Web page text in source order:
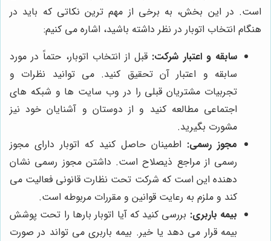
است. در این بخش، به برخی از مهم ترین نکاتی که باید در
هنگام انتخاب اتوبار در نظر داشته باشید، اشاره می کنیم:
سابقه و اعتبار شرکت: قبل از انتخاب اتوبار، حتماً در مورد
سابقه و اعتبار آن تحقیق کنید. می توانید نظرات و
تجربیات مشتریان قبلی را در وب سایت ها و شبکه های
اجتماعی مطالعه کنید و از دوستان و آشنایان خود نیز
مشورت بگیرید.
مجوز رسمی: اطمینان حاصل کنید که اتوبار دارای مجوز
رسمی از مراجع ذیصلاح است. داشتن مجوز رسمی نشان
دهنده این است که شرکت تحت نظارت قانونی فعالیت می
کند و ملزم به رعایت قوانین و مقررات مربوطه است.
بیمه باربری: بررسی کنید که آیا اتوبار بارها را تحت پوشش
بیمه قرار می دهد یا خیر. بیمه باربری می تواند در صورت